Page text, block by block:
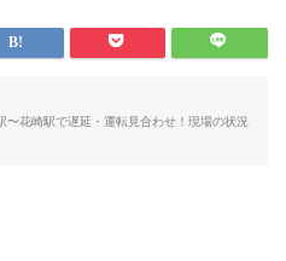
〜花崎駅で遅延・運転見合わせ！現場の状況